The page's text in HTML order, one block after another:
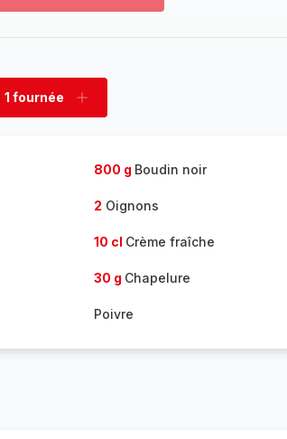
1 fournée
Ajouter
800 g Boudin noir
2 Oignons
10 cl Crème fraîche
30 g Chapelure
Poivre